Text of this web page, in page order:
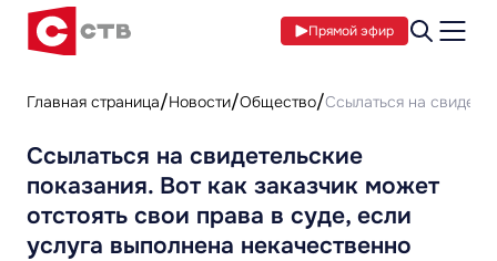
Прямой эфир
Главная страница Новости Общество Ссылаться на
Ссылаться на свидетельские
показания. Вот как заказчик может
отстоять свои права в суде, если
услуга выполнена некачественно